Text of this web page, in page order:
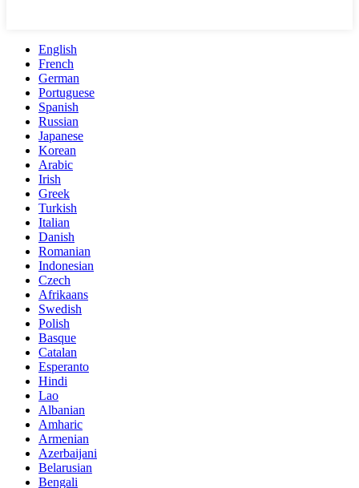
English
French
German
Portuguese
Spanish
Russian
Japanese
Korean
Arabic
Irish
Greek
Turkish
Italian
Danish
Romanian
Indonesian
Czech
Afrikaans
Swedish
Polish
Basque
Catalan
Esperanto
Hindi
Lao
Albanian
Amharic
Armenian
Azerbaijani
Belarusian
Bengali